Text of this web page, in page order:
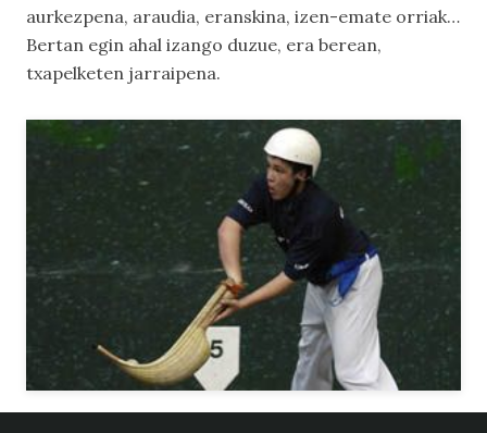
aurkezpena, araudia, eranskina, izen-emate orriak…
Bertan egin ahal izango duzue, era berean,
txapelketen jarraipena.